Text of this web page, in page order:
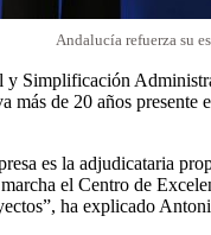
Andalucía refuerza su
Simplificación
más de 20 años
es la adjudicataria
el Centro de
ha explicado